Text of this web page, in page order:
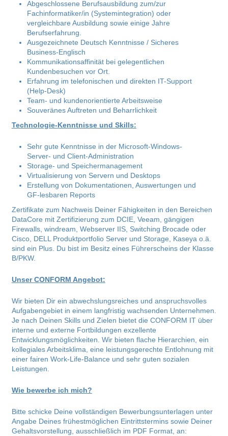
Abgeschlossene Berufsausbildung zum/zur
Fachinformatiker/in (Systemintegration) oder
vergleichbare Ausbildung sowie einige Jahre
Berufserfahrung.
Ausgezeichnete Deutsch Kenntnisse / Sicheres
Business-Englisch
Kommunikationsaffinität bei gelegentlichen
Kundenbesuchen vor Ort.
Erfahrung im telefonischen und direkten IT-Support
(Help-Desk)
Team- und kundenorientierte Arbeitsweise
Souveränes Auftreten und Beharrlichkeit
Technologie-Kenntnisse und Skills:
Sehr gute Kenntnisse in der Microsoft-Windows-
Server- und Client-Administration
Storage- und Speichermanagement
Virtualisierung von Servern und Desktops
Erstellung von Dokumentationen, Auswertungen und
GF-lesbaren Reports
Zertifikate zum Nachweis Deiner Fähigkeiten in den Bereichen
DataCore mit Zertifizierung zum DCIE, Veeam, gängigen
Firewalls, windream, Webserver IIS, Switching Brocade oder
Cisco, DELL Produktportfolio Server und Storage, Kaseya o.ä.
sind ein Plus. Du bist im Besitz eines Führerscheins der Klasse
B/PKW.
Unser CONFORM Angebot:
Wir bieten Dir ein abwechslungsreiches und anspruchsvolles
Aufgabengebiet in einem langfristig wachsenden Unternehmen.
Je nach Deinen Skills und Zielen bietet die CONFORM IT über
interne und externe Fortbildungen exzellente
Entwicklungsmöglichkeiten. Wir bieten flache Hierarchien, ein
kollegiales Arbeitsklima, eine leistungsgerechte Entlohnung mit
einer fairen Work-Life-Balance und sehr guten sozialen
Leistungen.
Wie bewerbe ich mich?
Bitte schicke Deine vollständigen Bewerbungsunterlagen unter
Angabe Deines frühestmöglichen Eintrittstermins sowie Deiner
Gehaltsvorstellung, ausschließlich im PDF Format, an: